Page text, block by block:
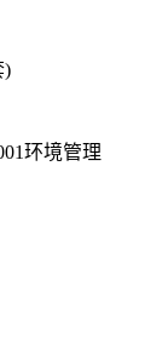
)
环境管理